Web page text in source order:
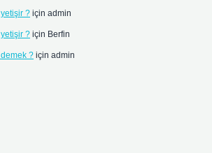
yetişir ? için admin
yetişir ? için Berfin
? için admin